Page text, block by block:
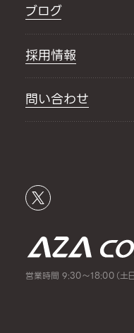
ブログ
採用情報
問い合わせ
営業時間 9:30～18:00（土日